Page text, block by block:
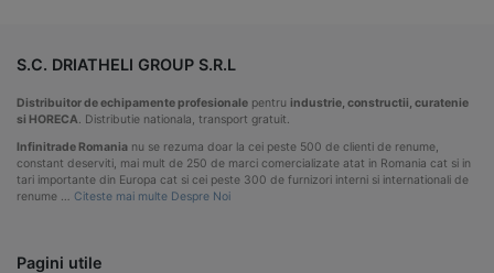
S.C. DRIATHELI GROUP S.R.L
Distribuitor de echipamente profesionale pentru industrie, constructii, curatenie
si HORECA. Distributie nationala, transport gratuit.
Infinitrade Romania nu se rezuma doar la cei peste 500 de clienti de renume,
constant deserviti, mai mult de 250 de marci comercializate atat in Romania cat si in
tari importante din Europa cat si cei peste 300 de furnizori interni si internationali de
renume … Citeste mai multe Despre Noi
Pagini utile